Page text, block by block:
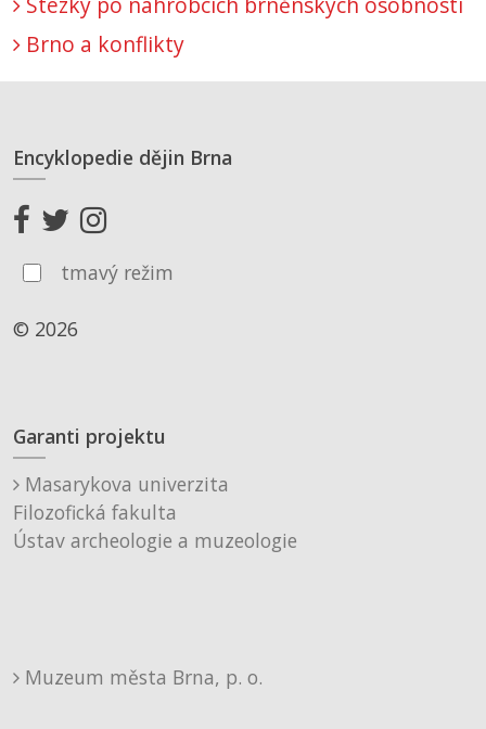
Brno a konflikty
Encyklopedie dějin Brna
tmavý režim
© 2026
Garanti projektu
Masarykova univerzita
Filozofická fakulta
Ústav archeologie a muzeologie
Muzeum města Brna, p. o.